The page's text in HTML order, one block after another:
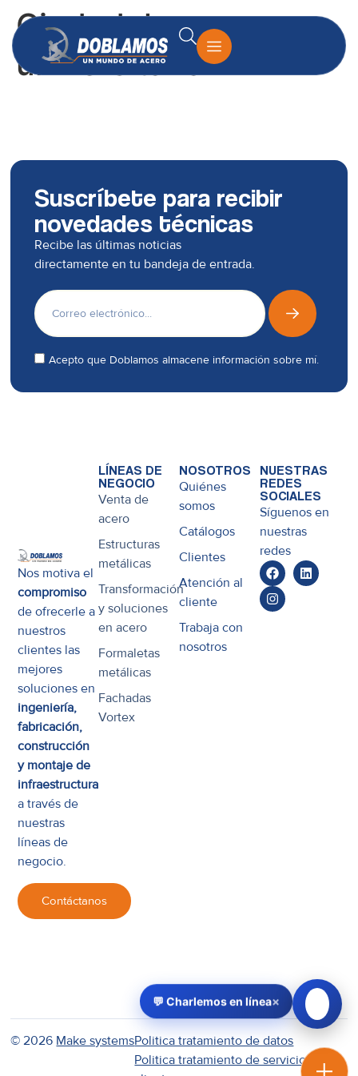
Ciudadela
universitaria
Suscríbete para recibir
novedades técnicas
Recibe las últimas noticias
directamente en tu bandeja de entrada.
Acepto que Doblamos almacene información sobre mí.
Nos motiva el
compromiso
de ofrecerle a
nuestros
clientes las
mejores
soluciones en
ingeniería,
fabricación,
construcción
y montaje de
infraestructura
a través de
nuestras
líneas de
negocio.
Contáctanos
NOSOTROS
Quiénes
somos
Catálogos
Clientes
Atención al
cliente
Trabaja con
nosotros
LÍNEAS DE
NEGOCIO
Venta de
acero
Estructuras
metálicas
Transformación
y soluciones
en acero
Formaletas
metálicas
Fachadas
Vortex
NUESTRAS
REDES
SOCIALES
Síguenos en
nuestras
redes
© 2026 Make systemsPolitica tratamiento de datos
Politica tratamiento de servicio al
💬 Charlemos en línea×